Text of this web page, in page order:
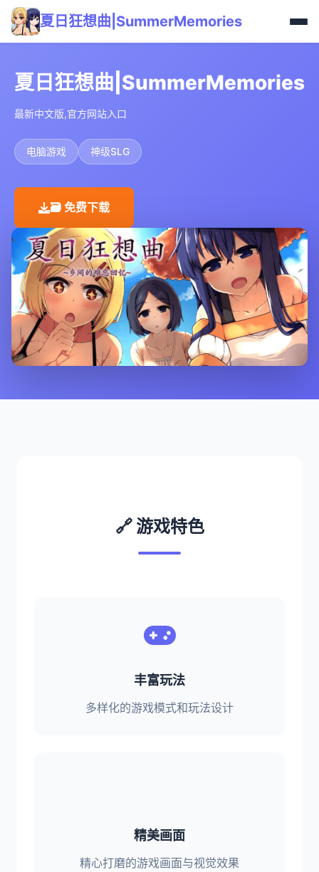
夏日狂想曲|SummerMemories
夏日狂想曲|SummerMemories
最新中文版,官方网站入口
电脑游戏 神级SLG
🗃️ 免费下载
🔗 游戏特色
丰富玩法
多样化的游戏模式和玩法设计
精美画面
精心打磨的游戏画面与视觉效果